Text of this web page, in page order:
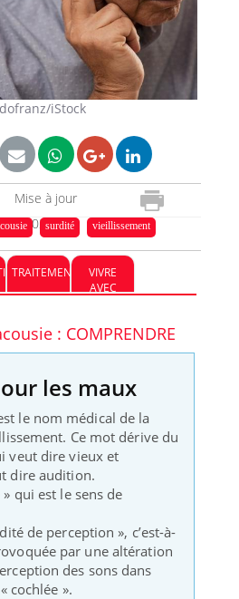
iStock
Mise à jour
23.02.2024
surdité vieillissement
TRAITEMENT
VIVRE
AVEC
: COMPRENDRE
les maux
le nom médical de la
Ce mot dérive du
veut dire vieux et
dire audition.
» qui est le sens de
de perception », c’est-à-
par une altération
des sons dans
cochlée ».